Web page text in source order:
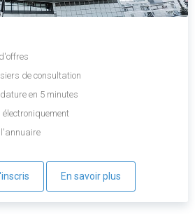
de consultation
en 5 minutes
En savoir plus